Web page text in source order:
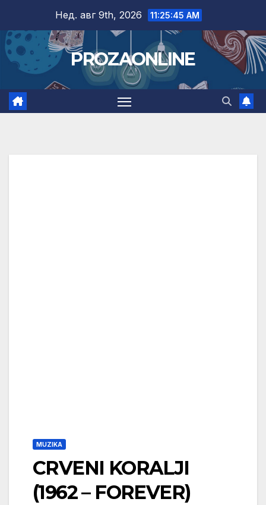
content
Нед. авг 9th, 2026 11:25:45 AM
PROZAONLINE
MUZIKA
CRVENI KORALJI
(1962 – FOREVER)